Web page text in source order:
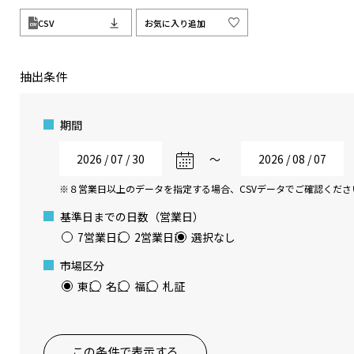
CSV お気に入り追加
抽出条件
期間
〜
※８営業日以上のデータを指定する場合、CSVデータでご確認くださ
基準日までの日数（営業日）
7営業日前 2営業日前 選択なし
市場区分
東証 名証 福証 札証